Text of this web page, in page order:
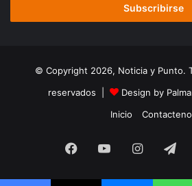
© Copyright 2026, Noticia y Punto.
reservados |
Design by
Inicio
Facebook
YouTube